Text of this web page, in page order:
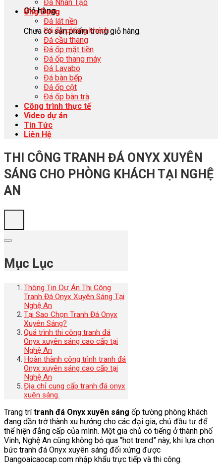
Giỏ hàng
Chưa có sản phẩm trong giỏ hàng.
Đá Nhân Tạo
Ứng Dụng
Đá lát nền
Đá ốp phòng khách
Đá cầu thang
Đá ốp mặt tiền
Đá ốp thang máy
Đá Lavabo
Đá bàn bếp
Đá ốp cột
Đá ốp bàn trà
Công trình thực tế
Video dự án
Tin Tức
Liên Hệ
THI CÔNG TRANH ĐÁ ONYX XUYÊN
SÁNG CHO PHÒNG KHÁCH TẠI NGHỆ
AN
Mục Lục
Thông Tin Dự Án Thi Công
Tranh Đá Onyx Xuyên Sáng Tại
Nghệ An
Tại Sao Chọn Tranh Đá Onyx
Xuyên Sáng?
Quá trình thi công tranh đá
Onyx xuyên sáng cao cấp tại
Nghệ An
Hoàn thành công trình tranh đá
Onyx xuyên sáng cao cấp tại
Nghệ An
Địa chỉ cung cấp tranh đá onyx
xuên sáng.
Trang trítranh đá Onyx xuyên sáng ốp tường phòng khách
đang dần trở thành xu hướng cho các đại gia, chủ đầu tư để
thể hiện đẳng cấp của mình. Một gia chủ có tiếng ở thành phố
Vinh, Nghệ An cũng không bỏ qua “hot trend” này, khi lựa chọn
bức tranh đá Onyx xuyên sáng đối xứng được
Dangoaicaocap.com nhập khẩu trực tiếp và thi công.